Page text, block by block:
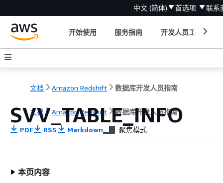
中文 (简体) 首选项 联系
开始使用 服务指南 开发人员工具
文档 Amazon Redshift 数据库开发人员指南
文档 Amazon Redshift 数据库开发人员指南
SVV_TABLE_INFO
PDF RSS Markdown 聚焦模式
本页内容